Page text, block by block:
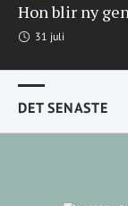
Hon blir ny
31 juli
DET SENASTE